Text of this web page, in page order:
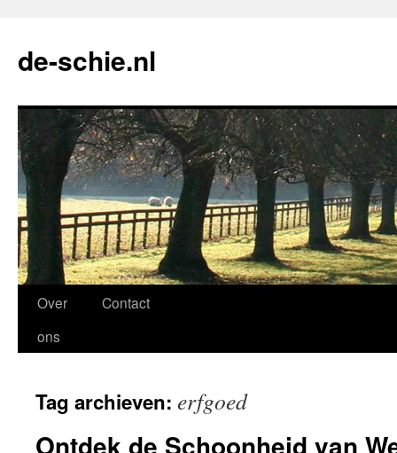
de-schie.nl
Spring
naar
inhoud
Over
ons
Contact
Tag archieven: erfgoed
Ontdek de Schoonheid van